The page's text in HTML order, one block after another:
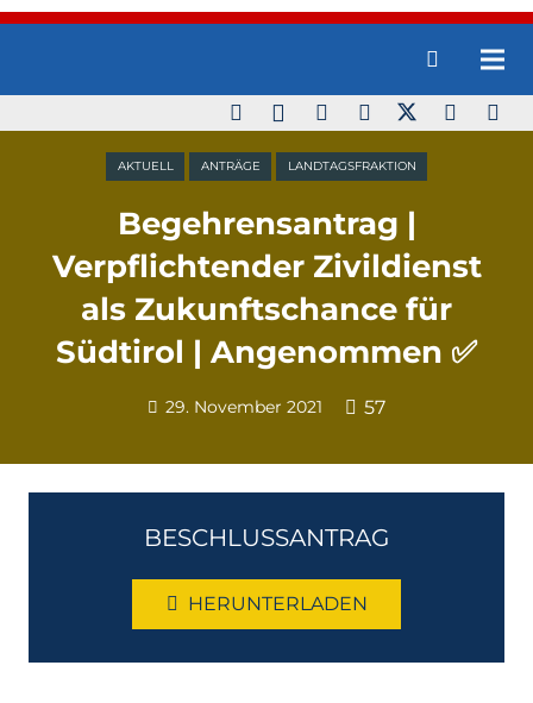
AKTUELL ANTRÄGE LANDTAGSFRAKTION
Begehrensantrag |
Verpflichtender Zivildienst
als Zukunftschance für
Südtirol | Angenommen ✅
29. November 2021 57
BESCHLUSSANTRAG
HERUNTERLADEN